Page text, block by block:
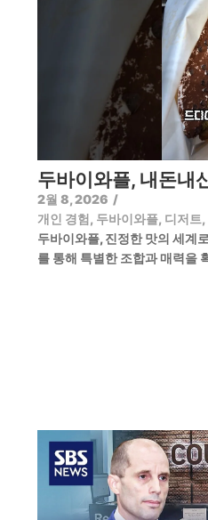
두바이와플, 내돈내
2월 8, 2026 /
개인 경험, 두바이와플, 디저트,
두바이와플, 진정한 맛의 세계
를 통해 특별한 조합과 매력을